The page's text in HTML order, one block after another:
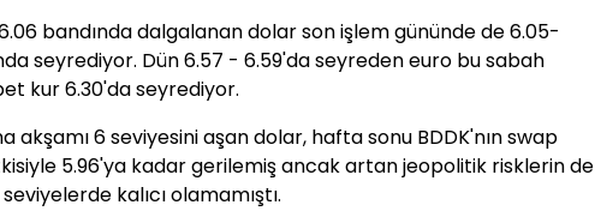
bandında dalgalanan dolar son işlem gününde de 6.05-
seyrediyor. Dün 6.57 - 6.59'da seyreden euro bu sabah
kur 6.30'da seyrediyor.
akşamı 6 seviyesini aşan dolar, hafta sonu BDDK'nın swap
5.96'ya kadar gerilemiş ancak artan jeopolitik risklerin de
kalıcı olamamıştı.